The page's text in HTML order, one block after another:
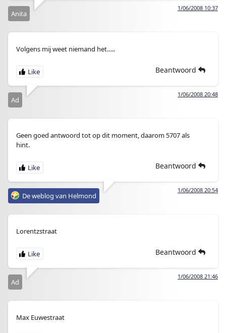
1/06/2008 10:37
Anita
Volgens mij weet niemand het…..
Beantwoord
1/06/2008 20:48
Ad
Geen goed antwoord tot op dit moment, daarom 5707 als
hint.
Beantwoord
1/06/2008 20:54
De weblog van Helmond
Lorentzstraat
Beantwoord
1/06/2008 21:46
Ad
Max Euwestraat